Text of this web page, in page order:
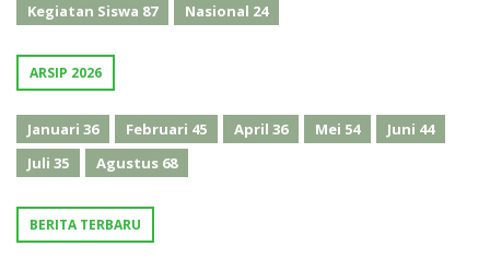
Kegiatan Siswa 87 Nasional 24
ARSIP 2026
Januari 36 Februari 45 April 36 Mei 54 Juni 44
Juli 35 Agustus 68
BERITA TERBARU